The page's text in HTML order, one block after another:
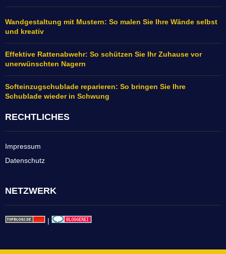
Wandgestaltung mit Mustern: So malen Sie Ihre Wände selbst
und kreativ
Effektive Rattenabwehr: So schützen Sie Ihr Zuhause vor
unerwünschten Nagern
Softeinzugschublade reparieren: So bringen Sie Ihre
Schublade wieder in Schwung
RECHTLICHES
Impressum
Datenschutz
NETZWERK
|